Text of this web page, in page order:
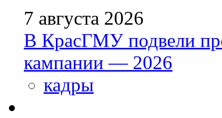
7 августа 2026
В КрасГМУ подвели
кампании — 2026
кадры